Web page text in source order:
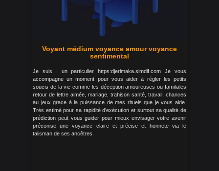
Voyant médium voyance amour voyance
sentimental
Je suis : un particulier https:djerimaka.simdif.com Je vous
accompagne un moment pour vous aider à régler les petits
soucis de la vie comme les déception amoureuses ou familiales
retour de lettre aimée, mariage, trahison santé, travail, chances
au jeux grace à la puissance de mes rituels que je vous aide.
Très estimé pour sa rapidité d'exécution et surtout sa qualité de
prédiction peut vous guider pour mieux envisager votre avenir
préconise une voyance claire et précise et honnete via le
talisman de ses ancêtres.